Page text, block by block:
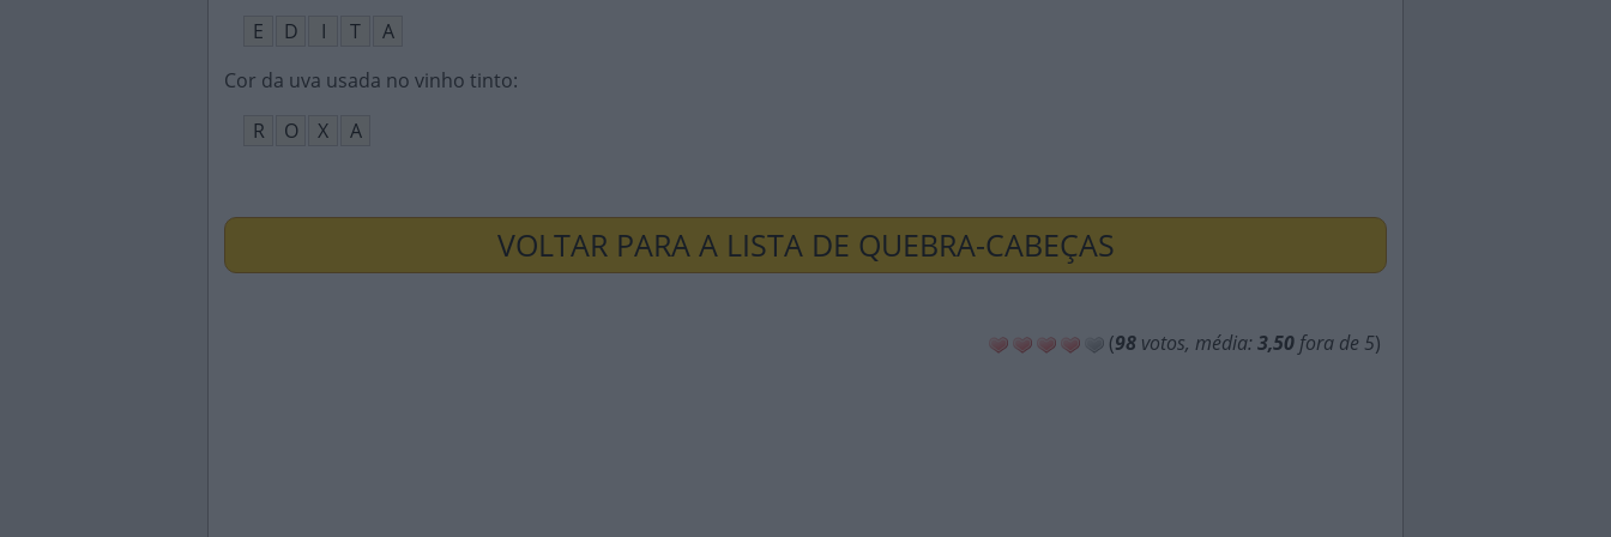
E
D I T
A
Cor da uva usada no vinho tinto:
R
O X A
VOLTAR PARA A LISTA DE QUEBRA-CABEÇAS
(98 votos, média: 3,50 fora de 5)